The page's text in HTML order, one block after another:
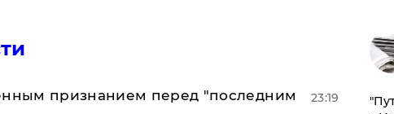
признанием перед "последним
23:19